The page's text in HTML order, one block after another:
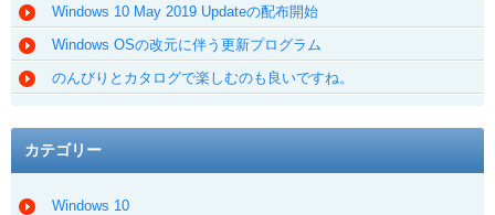
Windows 10 May 2019 Updateの配布開始
Windows OSの改元に伴う更新プログラム
のんびりとカタログで楽しむのも良いですね。
カテゴリー
Windows 10